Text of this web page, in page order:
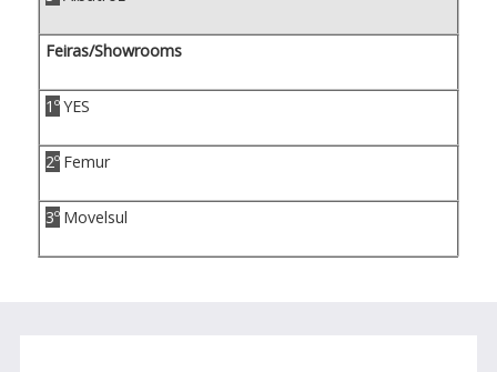
Feiras/Showrooms
1ºYES
2º Femur
3º Movelsul